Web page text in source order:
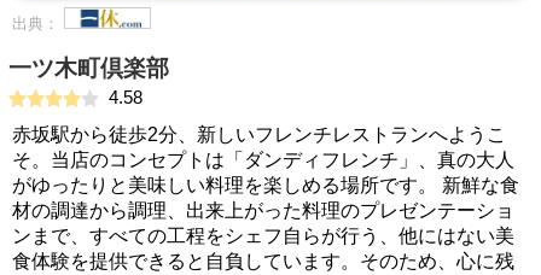
出典：
一ツ木町倶楽部
4.58
赤坂駅から徒歩2分、新しいフレンチレストランへようこ
そ。当店のコンセプトは「ダンディフレンチ」、真の大人
がゆったりと美味しい料理を楽しめる場所です。 新鮮な食
材の調達から調理、出来上がった料理のプレゼンテーショ
ンまで、すべての工程をシェフ自らが行う、他にはない美
食体験を提供できると自負しています。そのため、心に残